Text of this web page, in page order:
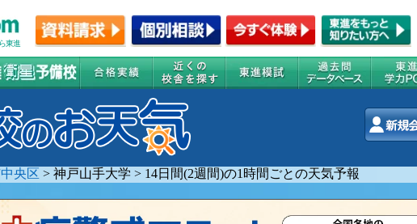
東進
央区 > 神戸山手大学 > 14日間(2週間)の1時間ごとの天気予報